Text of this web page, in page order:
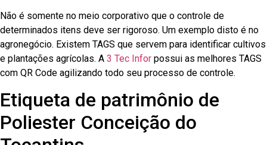
Não é somente no meio corporativo que o controle de
determinados itens deve ser rigoroso. Um exemplo disto é no
agronegócio. Existem TAGS que servem para identificar cultivos
e plantações agrícolas. A 3 Tec Infor possui as melhores TAGS
com QR Code agilizando todo seu processo de controle.
Etiqueta de patrimônio de
Poliester Conceição do